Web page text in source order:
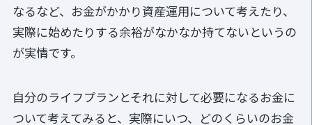
なるなど、お金がかかり資産運用について考えたり、
実際に始めたりする余裕がなかなか持てないというの
が実情です。
自分のライフプランとそれに対して必要になるお金に
ついて考えてみると、実際にいつ、どのくらいのお金